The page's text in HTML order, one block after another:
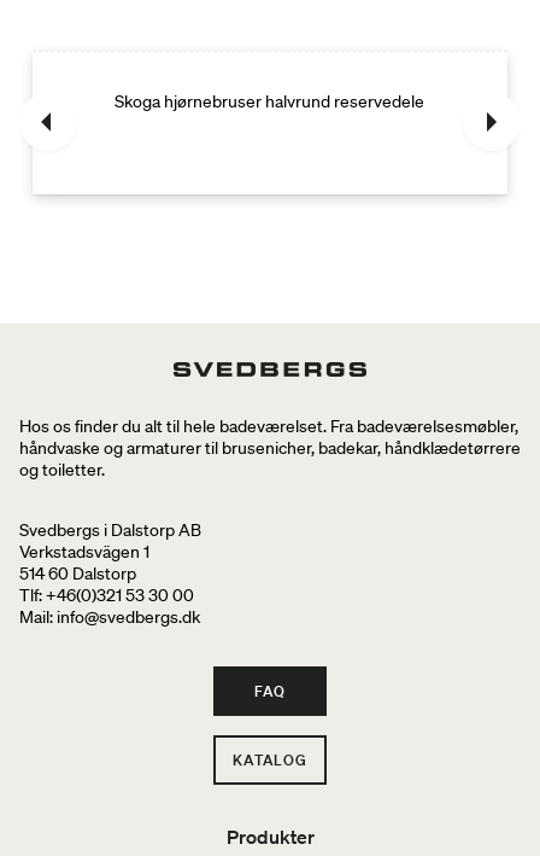
Skoga hjørnebruser halvrund reservedele
Hos os finder du alt til hele badeværelset. Fra badeværelsesmøbler,
håndvaske og armaturer til brusenicher, badekar, håndklædetørrere
og toiletter.
Svedbergs i Dalstorp AB
Verkstadsvägen 1
514 60 Dalstorp
Tlf: +46(0)321 53 30 00
Mail: info@svedbergs.dk
FAQ
KATALOG
Produkter